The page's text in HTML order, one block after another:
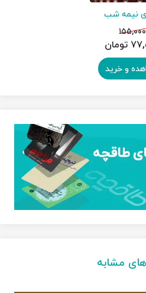
نیمه شب
۱۵۵,۰۰۰
و خرید
مشابه